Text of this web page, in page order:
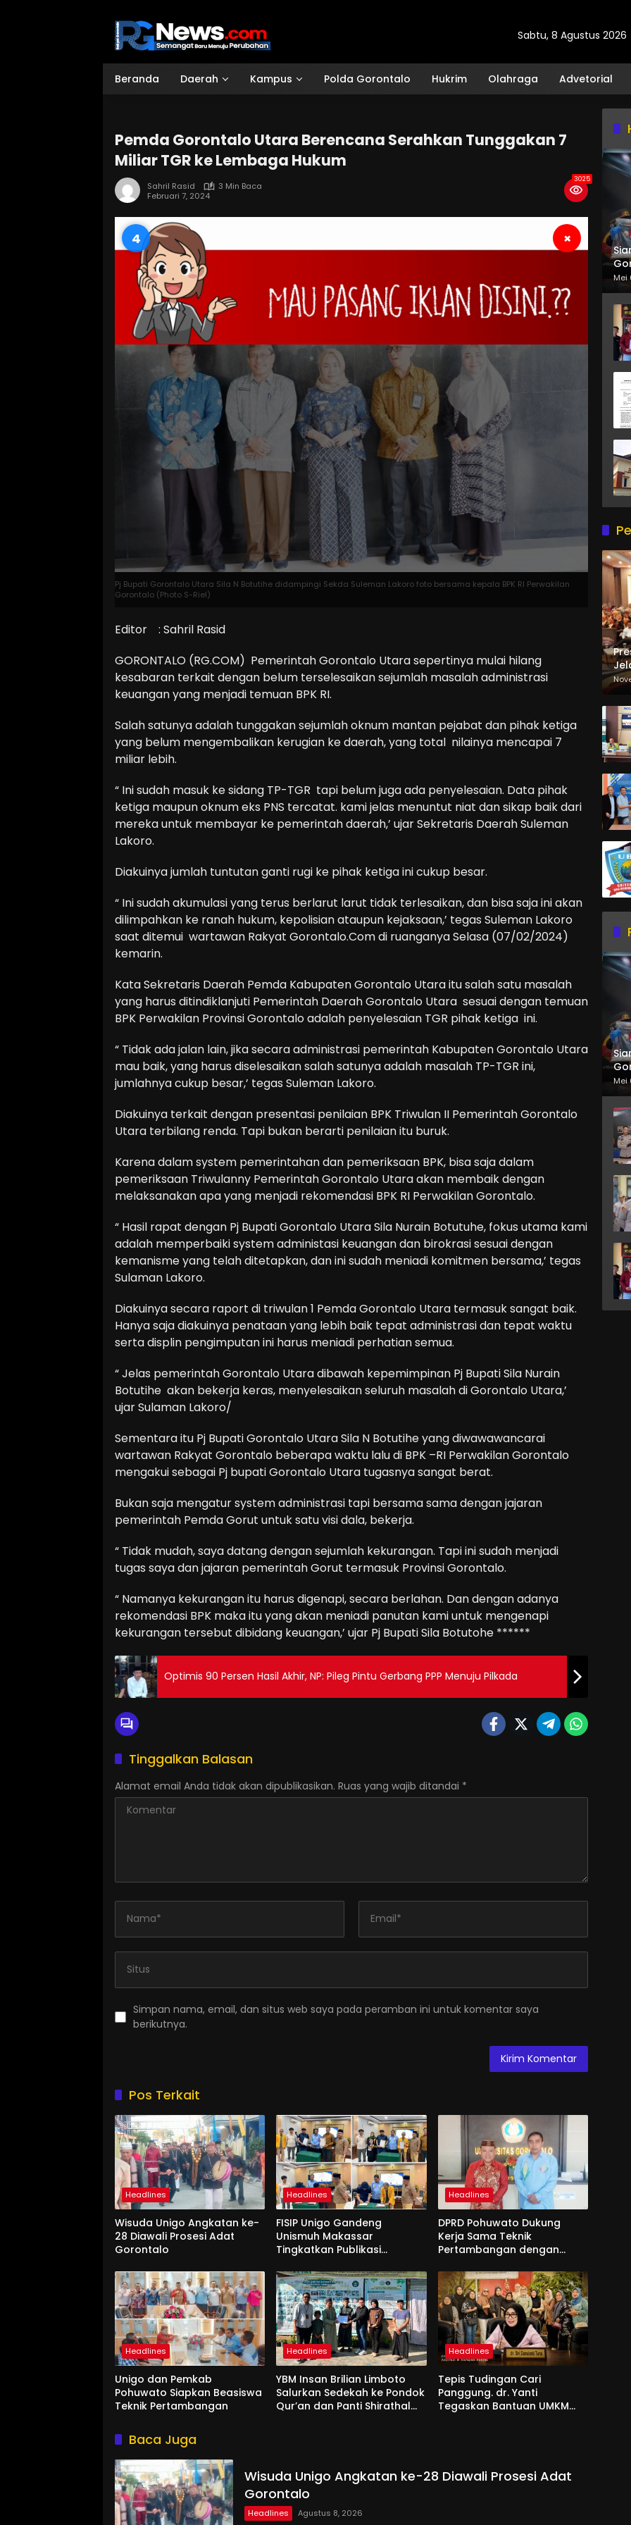
Sabtu, 8 Agustus 2026
Beranda Daerah Kampus Polda Gorontalo Hukrim Olahraga Advetorial
Pemda Gorontalo Utara Berencana Serahkan Tunggakan 7
Miliar TGR ke Lembaga Hukum
Sahril Rasid
3 Min Baca
Februari 7, 2024
3025
3 ×
Pj Bupati Gorontalo Utara Sila N Botutihe didampingi Sekda Suleman Lakoro foto bersama kepala BPK RI Perwakilan
Gorontalo (Photo S-Riel)
Editor : Sahril Rasid
GORONTALO (RG.COM) Pemerintah Gorontalo Utara sepertinya mulai hilang
kesabaran terkait dengan belum terselesaikan sejumlah masalah administrasi
keuangan yang menjadi temuan BPK RI.
Salah satunya adalah tunggakan sejumlah oknum mantan pejabat dan pihak ketiga
yang belum mengembalikan kerugian ke daerah, yang total nilainya mencapai 7
miliar lebih.
“ Ini sudah masuk ke sidang TP-TGR tapi belum juga ada penyelesaian. Data pihak
ketiga maupun oknum eks PNS tercatat. kami jelas menuntut niat dan sikap baik dari
mereka untuk membayar ke pemerintah daerah,’ ujar Sekretaris Daerah Suleman
Lakoro.
Diakuinya jumlah tuntutan ganti rugi ke pihak ketiga ini cukup besar.
“ Ini sudah akumulasi yang terus berlarut larut tidak terlesaikan, dan bisa saja ini akan
dilimpahkan ke ranah hukum, kepolisian ataupun kejaksaan,’ tegas Suleman Lakoro
saat ditemui wartawan Rakyat Gorontalo.Com di ruanganya Selasa (07/02/2024)
kemarin.
Kata Sekretaris Daerah Pemda Kabupaten Gorontalo Utara itu salah satu masalah
yang harus ditindiklanjuti Pemerintah Daerah Gorontalo Utara sesuai dengan temuan
BPK Perwakilan Provinsi Gorontalo adalah penyelesaian TGR pihak ketiga ini.
“ Tidak ada jalan lain, jika secara administrasi pemerintah Kabupaten Gorontalo Utara
mau baik, yang harus diselesaikan salah satunya adalah masalah TP-TGR ini,
jumlahnya cukup besar,’ tegas Suleman Lakoro.
Diakuinya terkait dengan presentasi penilaian BPK Triwulan II Pemerintah Gorontalo
Utara terbilang renda. Tapi bukan berarti penilaian itu buruk.
Karena dalam system pemerintahan dan pemeriksaan BPK, bisa saja dalam
pemeriksaan Triwulanny Pemerintah Gorontalo Utara akan membaik dengan
melaksanakan apa yang menjadi rekomendasi BPK RI Perwakilan Gorontalo.
“ Hasil rapat dengan Pj Bupati Gorontalo Utara Sila Nurain Botutuhe, fokus utama kami
adalah memperbaiki system administasi keuangan dan birokrasi sesuai dengan
kemanisme yang telah ditetapkan, dan ini sudah meniadi komitmen bersama,’ tegas
Sulaman Lakoro.
Diakuinya secara raport di triwulan 1 Pemda Gorontalo Utara termasuk sangat baik.
Hanya saja diakuinya penataan yang lebih baik tepat administrasi dan tepat waktu
serta displin pengimputan ini harus meniadi perhatian semua.
“ Jelas pemerintah Gorontalo Utara dibawah kepemimpinan Pj Bupati Sila Nurain
Botutihe akan bekerja keras, menyelesaikan seluruh masalah di Gorontalo Utara,’
ujar Sulaman Lakoro/
Sementara itu Pj Bupati Gorontalo Utara Sila N Botutihe yang diwawawancarai
wartawan Rakyat Gorontalo beberapa waktu lalu di BPK –RI Perwakilan Gorontalo
mengakui sebagai Pj bupati Gorontalo Utara tugasnya sangat berat.
Bukan saja mengatur system administrasi tapi bersama sama dengan jajaran
pemerintah Pemda Gorut untuk satu visi dala, bekerja.
“ Tidak mudah, saya datang dengan sejumlah kekurangan. Tapi ini sudah menjadi
tugas saya dan jajaran pemerintah Gorut termasuk Provinsi Gorontalo.
“ Namanya kekurangan itu harus digenapi, secara berlahan. Dan dengan adanya
rekomendasi BPK maka itu yang akan meniadi panutan kami untuk mengenapi
kekurangan tersebut dibidang keuangan,’ ujar Pj Bupati Sila Botutohe ******
Optimis 90 Persen Hasil Akhir, NP: Pileg Pintu Gerbang PPP Menuju Pilkada
Tinggalkan Balasan
Alamat email Anda tidak akan dipublikasikan. Ruas yang wajib ditandai *
Simpan nama, email, dan situs web saya pada peramban ini untuk komentar saya
berikutnya.
Pos Terkait
Headlines
Wisuda Unigo Angkatan ke-
28 Diawali Prosesi Adat
Gorontalo
Headlines
FISIP Unigo Gandeng
Unismuh Makassar
Tingkatkan Publikasi
Headlines
DPRD Pohuwato Dukung
Kerja Sama Teknik
Pertambangan dengan
Headlines
Unigo dan Pemkab
Pohuwato Siapkan Beasiswa
Teknik Pertambangan
Headlines
YBM Insan Brilian Limboto
Salurkan Sedekah ke Pondok
Qur’an dan Panti Shirathal
Headlines
Tepis Tudingan Cari
Panggung. dr. Yanti
Tegaskan Bantuan UMKM
Baca Juga
Wisuda Unigo Angkatan ke-28 Diawali Prosesi Adat
Gorontalo
Headlines Agustus 8, 2026
Mei
Mei